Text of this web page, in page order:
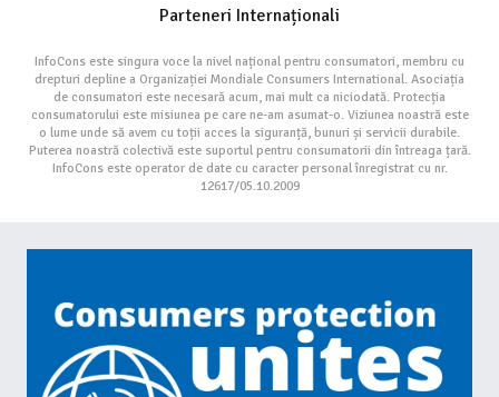
Parteneri Internaționali
InfoCons este singura voce la nivel național pentru consumatori, membru cu
drepturi depline a Organizației Mondiale Consumers International. Asociația
de consumatori este necesară acum, mai mult ca niciodată. Protecția
consumatorului este misiunea pe care ne-am asumat-o. Viziunea noastră este
o lume unde să avem cu toții acces la siguranță, bunuri și servicii durabile.
Puterea noastră colectivă este suportul pentru consumatorii din întreaga țară.
InfoCons este operator de date cu caracter personal înregistrat cu nr.
12617/05.10.2009